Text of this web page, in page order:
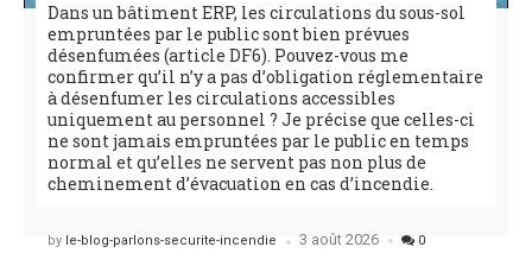
Dans un bâtiment ERP, les circulations du sous-sol
empruntées par le public sont bien prévues
désenfumées (article DF6). Pouvez-vous me
confirmer qu’il n’y a pas d’obligation réglementaire
à désenfumer les circulations accessibles
uniquement au personnel ? Je précise que celles-ci
ne sont jamais empruntées par le public en temps
normal et qu’elles ne servent pas non plus de
cheminement d’évacuation en cas d’incendie.
Posted
by le-blog-parlons-securite-incendie 3 août 2026 0